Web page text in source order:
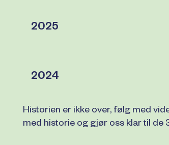
2025
2024
Historien er ikke over, følg med
med historie og gjør oss klar til de